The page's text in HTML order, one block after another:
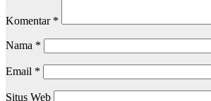
Komentar *
Nama *
Email *
Situs Web